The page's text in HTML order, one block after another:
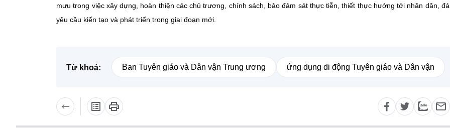
mưu trong việc xây dựng, hoàn thiện các chủ trương, chính sách, bảo đảm sát thực tiễn, thiết thực hướng tới nhân dân,
yêu cầu kiến tạo và phát triển trong giai đoạn mới.
Từ khoá: Ban Tuyên giáo và Dân vận Trung ương ứng dụng di động Tuyên giáo và Dân vận